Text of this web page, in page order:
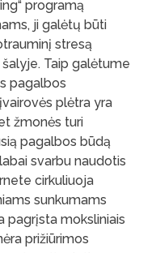
programą
ji galėtų būti
stresą
Taip galėtume
pagalbos
plėtra yra
žmonės turi
pagalbos būdą
svarbu naudotis
cirkuliuoja
sunkumams
pagrįsta moksliniais
prižiūrimos